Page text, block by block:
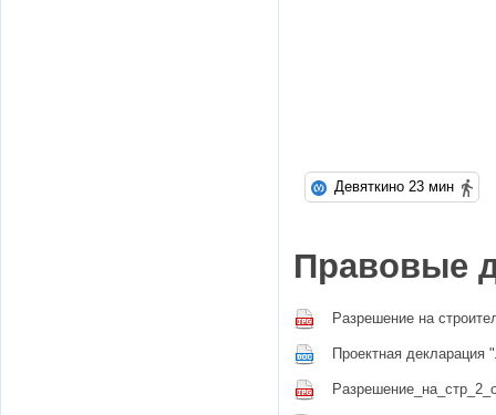
Девяткино 23 мин
Правовые
Разрешение на
Проектная декларация